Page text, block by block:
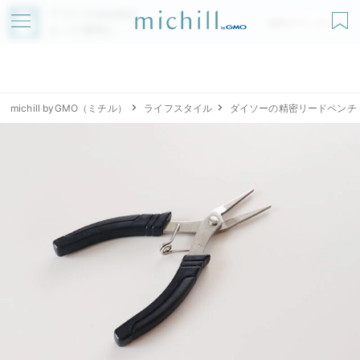
アプリでmichillが
無料ダウンロード
michill byGMO（ミチル） ライフスタイル ダイソーの精密リードペンチ